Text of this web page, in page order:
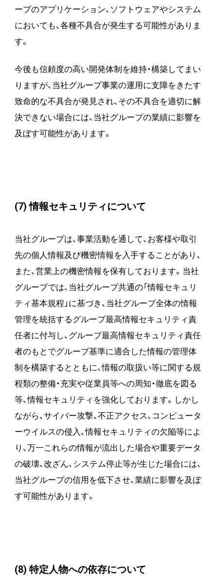
ープのアプリケーション、ソフトウェアやシステム
においても、各種不具合が発生する可能性がありま
す。
今後も信頼度の高い開発体制を維持・構築してまい
りますが、当社グループ事業の運用に支障をきたす
致命的な不具合が発見され、その不具合を適切に解
決できない場合には、当社グループの業績に影響を
及ぼす可能性があります。
(7) 情報セキュリティについて
当社グループは、事業活動を通して、お客様や取引
先の個人情報及び機密情報を入手することがあり、
また、営業上の機密情報を保有しております。当社
グループでは、当社グループ共通の「情報セキュリ
ティ基本規程」に基づき、当社グループ全体の情報
管理を統括するグループ最高情報セキュリティ責
任者に付与し、グループ最高情報セキュリティ責任
者のもとでグループ基準に適合した情報の管理体
制を構築するとともに、情報の取扱い等に関する規
程類の整備・充実や従業員等への周知・徹底を図る
等、情報セキュリティを強化しております。しかし
ながら、サイバー攻撃、不正アクセス、コンピュータ
ーウイルスの侵入、情報セキュリティの欠陥等によ
り、万一これらの情報が流出した場合や重要データ
の破壊、改ざん、システム停止等が生じた場合には、
当社グループの信用を低下させ、業績に影響を及ぼ
す可能性があります。
(8) 特定人物への依存について